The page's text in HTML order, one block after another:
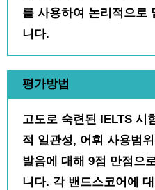
를 사용하여 논리적으로
니다.
평가방법
고도로 숙련된 IELTS 시
적 일관성, 어휘 사용범
발음에 대해 9점 만점으
니다. 각 밴드스코어에